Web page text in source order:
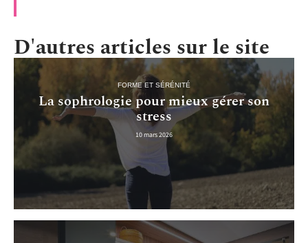
D'autres articles sur le site
FORME ET SÉRÉNITÉ
La sophrologie pour mieux gérer son
stress
10 mars 2026